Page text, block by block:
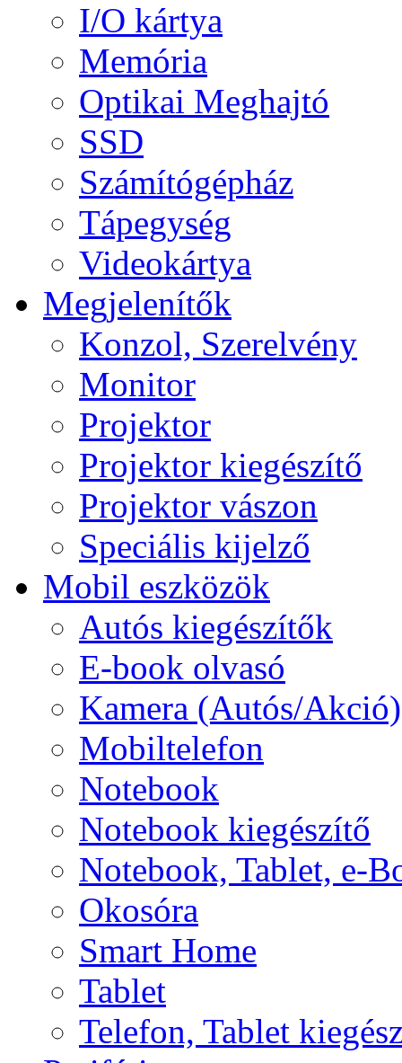
I/O kártya
Memória
Optikai Meghajtó
SSD
Számítógépház
Tápegység
Videokártya
Megjelenítők
Konzol, Szerelvény
Monitor
Projektor
Projektor kiegészítő
Projektor vászon
Speciális kijelző
Mobil eszközök
Autós kiegészítők
E-book olvasó
Kamera (Autós/Akció)
Mobiltelefon
Notebook
Notebook kiegészítő
Notebook, Tablet, e-
Okosóra
Smart Home
Tablet
Telefon, Tablet